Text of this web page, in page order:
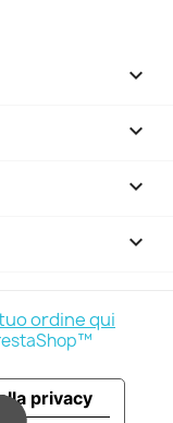


keyboard_arrow_down

ordine qui
privacy